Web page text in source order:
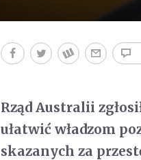
Rząd Australii
ułatwić władzom
skazanych za